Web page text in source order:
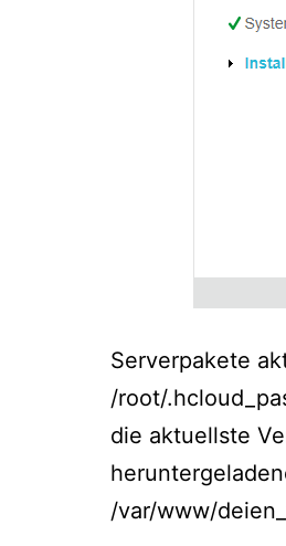
Serverpakete
/root/
die aktuellste
/var/www/